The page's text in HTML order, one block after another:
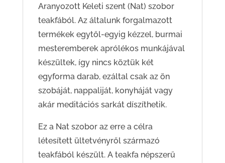
Aranyozott Keleti szent (Nat) szobor
teakfából. Az általunk forgalmazott
termékek egytől-egyig kézzel, burmai
mesteremberek aprólékos munkájával
készültek, így nincs köztük két
egyforma darab, ezáltal csak az ön
szobáját, nappaliját, konyháját vagy
akár meditációs sarkát díszíthetik.
Ez a Nat szobor az erre a célra
létesített ültetvényről származó
teakfából készült. A teakfa népszerű